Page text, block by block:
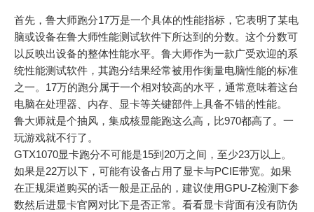
首先，鲁大师跑分17万是一个具体的性能指标，它表明了某电
脑或设备在鲁大师性能测试软件下所达到的分数。这个分数可
以反映出设备的整体性能水平。鲁大师作为一款广受欢迎的系
统性能测试软件，其跑分结果经常被用作衡量电脑性能的标准
之一。17万的跑分属于一个相对较高的水平，通常意味着这台
电脑在处理器、内存、显卡等关键部件上具备不错的性能。
鲁大师就是个抽风，集成核显能跑这么高，比970都高了。一
玩游戏就不行了。
GTX1070显卡跑分不可能是15到20万之间，至少23万以上。
如果是22万以下，可能有设备占用了显卡与PCIE带宽。如果
在正规渠道购买的话一般是正品的，建议使用GPU-Z检测下参
数然后进显卡官网对比下是否正常。看看显卡背面有没有防伪